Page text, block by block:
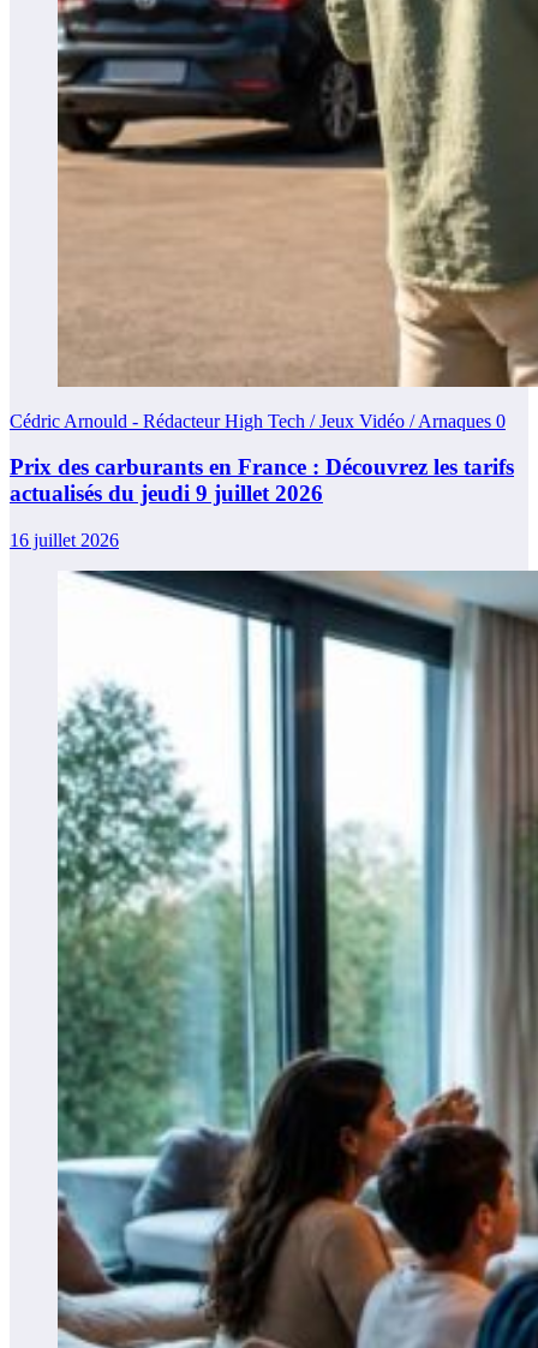
Cédric Arnould - Rédacteur High Tech / Jeux Vidéo / Arnaques 0
Prix des carburants en France : Découvrez les tarifs
actualisés du jeudi 9 juillet 2026
16 juillet 2026